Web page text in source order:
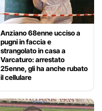
Anziano 68enne ucciso a
pugni in faccia e
strangolato in casa a
Varcaturo: arrestato
25enne, gli ha anche rubato
il cellulare